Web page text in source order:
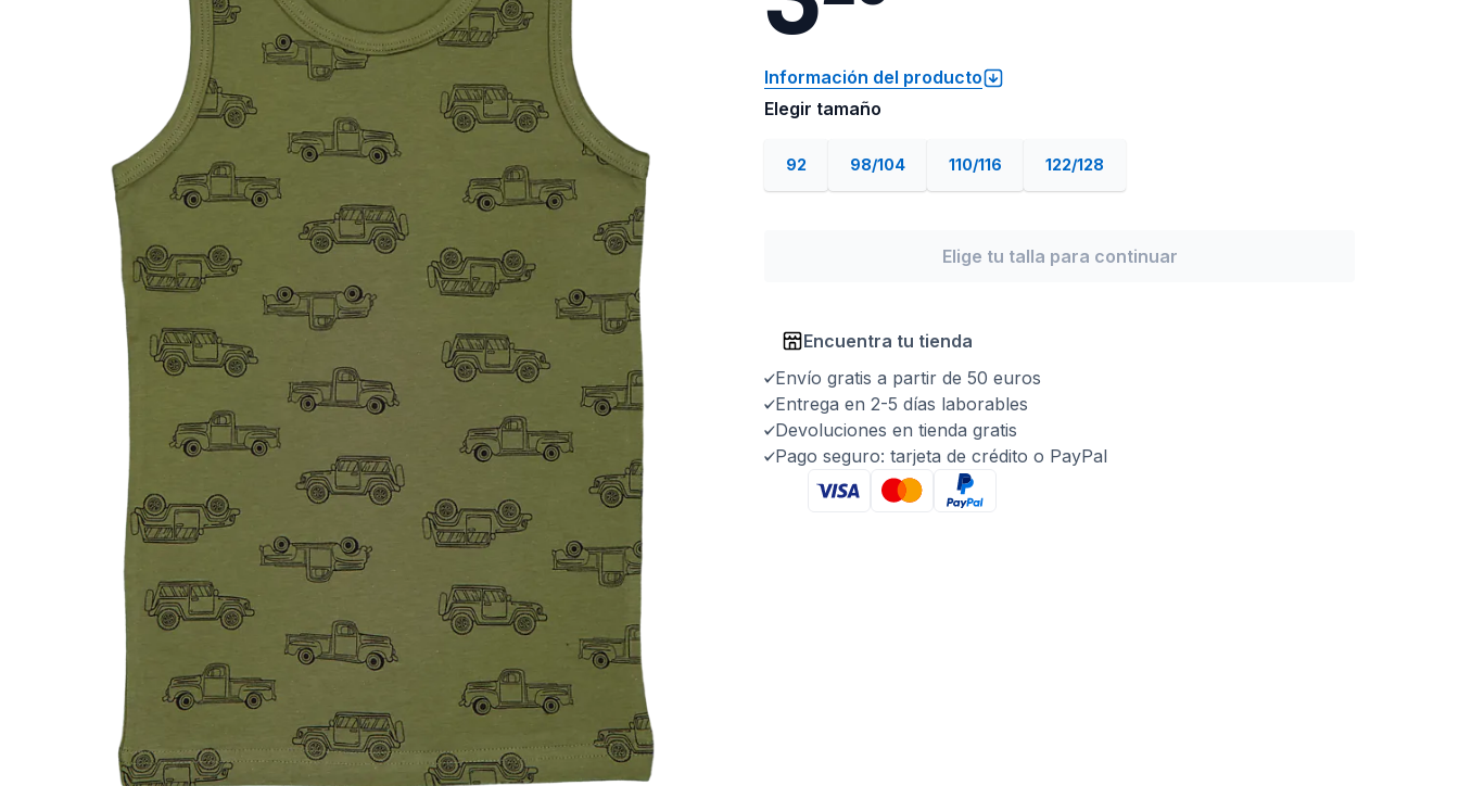
Información del producto
Elegir tamaño
92 98/104 110/116 122/128
Elige tu talla para continuar
Encuentra tu tienda
Envío gratis a partir de 50 euros
Entrega en 2-5 días laborables
Devoluciones en tienda gratis
Pago seguro: tarjeta de crédito o PayPal